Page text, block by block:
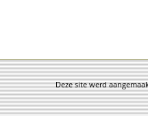
Deze site werd